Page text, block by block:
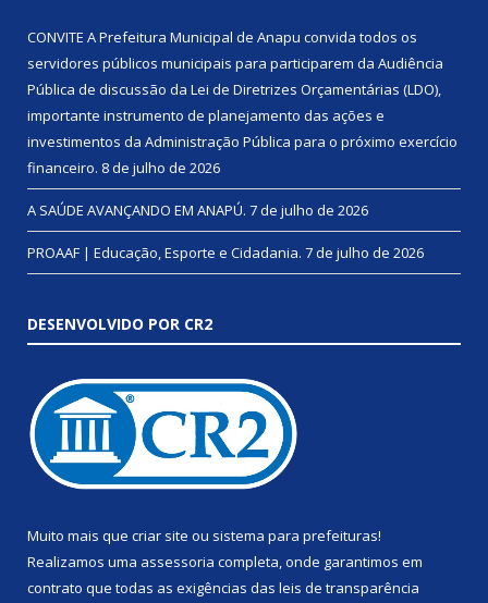
CONVITE A Prefeitura Municipal de Anapu convida todos os
servidores públicos municipais para participarem da Audiência
Pública de discussão da Lei de Diretrizes Orçamentárias (LDO),
importante instrumento de planejamento das ações e
investimentos da Administração Pública para o próximo exercício
financeiro. 8 de julho de 2026
A SAÚDE AVANÇANDO EM ANAPÚ. 7 de julho de 2026
PROAAF | Educação, Esporte e Cidadania. 7 de julho de 2026
DESENVOLVIDO POR CR2
Muito mais que criar site ou sistema para prefeituras!
Realizamos uma assessoria completa, onde garantimos em
contrato que todas as exigências das leis de transparência